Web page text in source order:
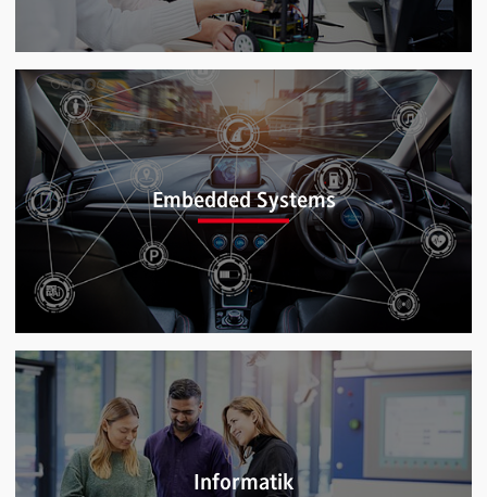
Elektrotechnik und Informationstechnik
(B.Eng.)
Embedded Systems
Embedded Systems (B.Eng.)
Informatik